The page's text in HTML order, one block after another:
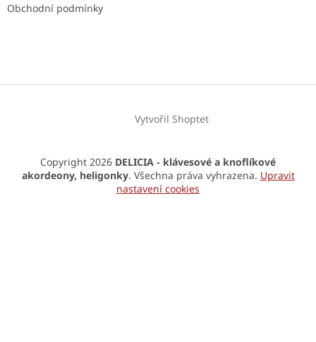
Obchodní podmínky
Vytvořil Shoptet
Copyright 2026 DELICIA - klávesové a knoflíkové
akordeony, heligonky. Všechna práva vyhrazena. Upravit
nastavení cookies